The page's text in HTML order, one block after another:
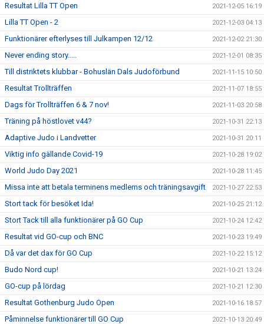
Resultat Lilla TT Open 2021-12-05 16:19
Lilla TT Open - 2 2021-12-03 04:13
Funktionärer efterlyses till Julkampen 12/12 2021-12-02 21:30
Never ending story..... 2021-12-01 08:35
Till distriktets klubbar - Bohuslän Dals Judoförbund 2021-11-15 10:50
Resultat Trollträffen 2021-11-07 18:55
Dags för Trollträffen 6 & 7 nov! 2021-11-03 20:58
Träning på höstlovet v44? 2021-10-31 22:13
Adaptive Judo i Landvetter 2021-10-31 20:11
Viktig info gällande Covid-19 2021-10-28 19:02
World Judo Day 2021 2021-10-28 11:45
Missa inte att betala terminens medlems och träningsavgift 2021-10-27 22:53
Stort tack för besöket Ida! 2021-10-25 21:12
Stort Tack till alla funktionärer på GO Cup 2021-10-24 12:42
Resultat vid GO-cup och BNC 2021-10-23 19:49
Då var det dax för GO Cup 2021-10-22 15:12
Budo Nord cup! 2021-10-21 13:24
GO-cup på lördag 2021-10-21 12:30
Resultat Gothenburg Judo Open 2021-10-16 18:57
Påminnelse funktionärer till GO Cup 2021-10-13 20:49